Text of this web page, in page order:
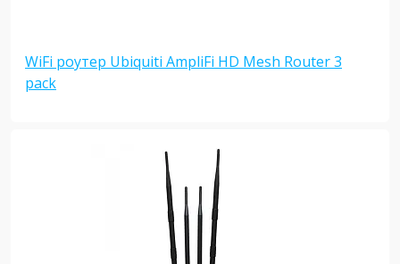
WiFi роутер Ubiquiti AmpliFi HD Mesh Router 3
pack